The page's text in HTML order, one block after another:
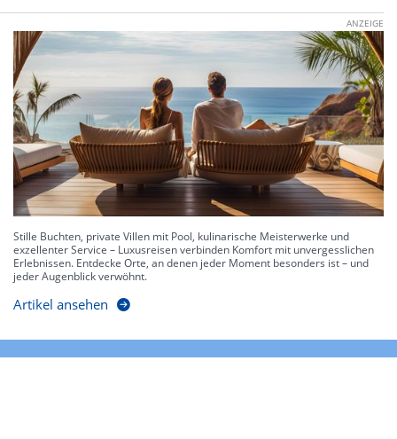
ANZEIGE
Stille Buchten, private Villen mit Pool, kulinarische Meisterwerke und
exzellenter Service – Luxusreisen verbinden Komfort mit unvergesslichen
Erlebnissen. Entdecke Orte, an denen jeder Moment besonders ist – und
jeder Augenblick verwöhnt.
Artikel ansehen